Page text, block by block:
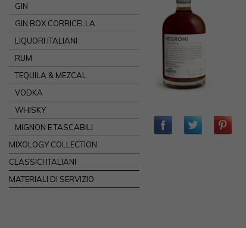
GIN
GIN BOX CORRICELLA
LIQUORI ITALIANI
RUM
TEQUILA & MEZCAL
VODKA
WHISKY
MIGNON E TASCABILI
MIXOLOGY COLLECTION
CLASSICI ITALIANI
MATERIALI DI SERVIZIO